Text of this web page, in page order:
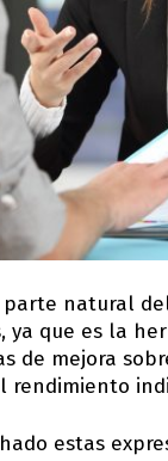
natural
que es la
de mejora
estas